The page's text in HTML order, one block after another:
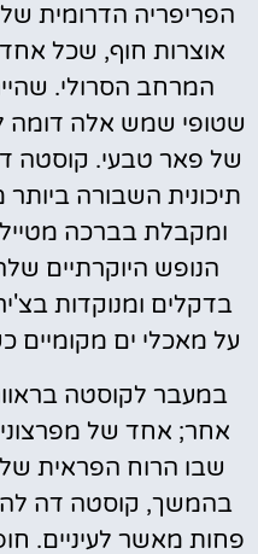
הפריפריה הדרומית
אוצרות חוף, שכל אחד
המרחב הסרולי.
שטופי שמש אלה דומה
של פאר טבעי. קוסטה
תיכונית השבורה ביותר
ומקבלת בברכה
הנופש היוקרתיים
בדקלים ומנוקדות
על מאכלי ים מקומיים
במעבר לקוסטה
אחר; אחד של
שבו הרוח הפראית
בהמשך, קוסטה דה לה
פחות מאשר לעיניים.